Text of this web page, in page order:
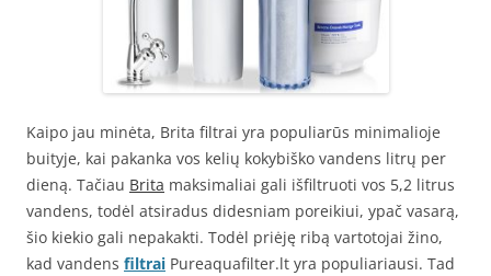
Kaipo jau minėta, Brita filtrai yra populiarūs minimalioje
buityje, kai pakanka vos kelių kokybiško vandens litrų per
dieną. Tačiau Brita maksimaliai gali išfiltruoti vos 5,2 litrus
vandens, todėl atsiradus didesniam poreikiui, ypač vasarą,
šio kiekio gali nepakakti. Todėl priėję ribą vartotojai žino,
kad vandens filtrai Pureaquafilter.lt yra populiariausi. Tad